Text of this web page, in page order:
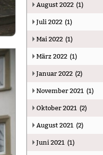
August 2022 (1)
Juli 2022 (1)
Mai 2022 (1)
März 2022 (1)
Januar 2022 (2)
November 2021 (1)
Oktober 2021 (2)
August 2021 (2)
Juni 2021 (1)